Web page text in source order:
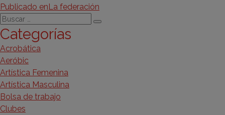
el
completo
Navegación
de
entradas
Publicado enLa federación
Buscar
por:
Buscar
Categorías
Acrobática
Aeróbic
Artística Femenina
Artística Masculina
Bolsa de trabajo
Clubes